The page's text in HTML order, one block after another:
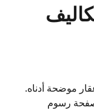
موضحة أدناه.
صفحة رسوم